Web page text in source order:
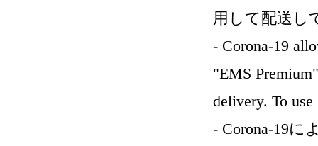
用して配送し
- Corona-19
"EMS
delivery. To
- Corona-19に